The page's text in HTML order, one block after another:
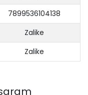
7899536104138
Zalike
Zalike